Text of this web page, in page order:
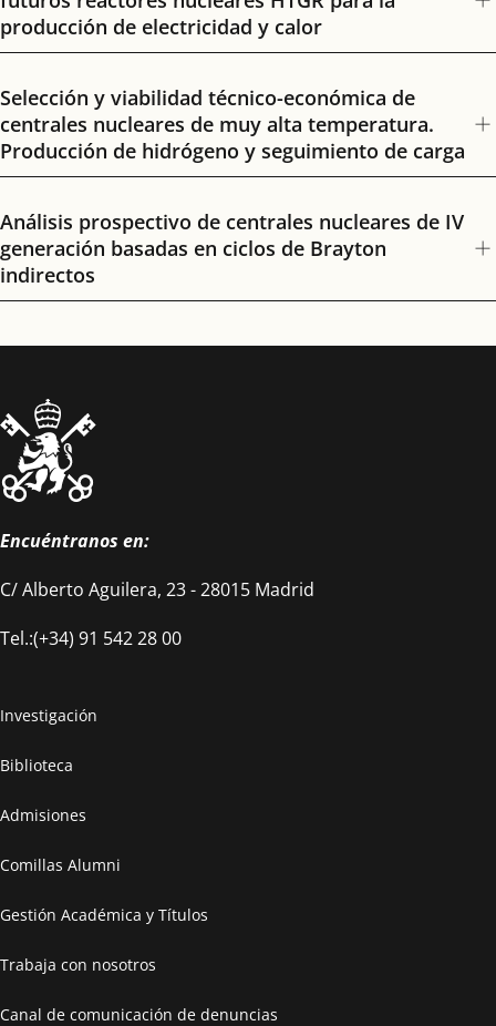
producción de electricidad y calor
Selección y viabilidad técnico-económica de
centrales nucleares de muy alta temperatura.
Producción de hidrógeno y seguimiento de carga
Análisis prospectivo de centrales nucleares de IV
generación basadas en ciclos de Brayton
indirectos
Encuéntranos en:
C/ Alberto Aguilera, 23 - 28015 Madrid
Tel.:(+34) 91 542 28 00
Investigación
Biblioteca
Admisiones
Comillas Alumni
Gestión Académica y Títulos
Trabaja con nosotros
Canal de comunicación de denuncias